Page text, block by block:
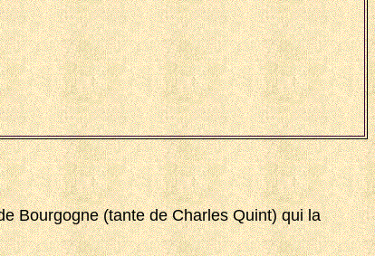
Bourgogne (tante de Charles Quint) qui la